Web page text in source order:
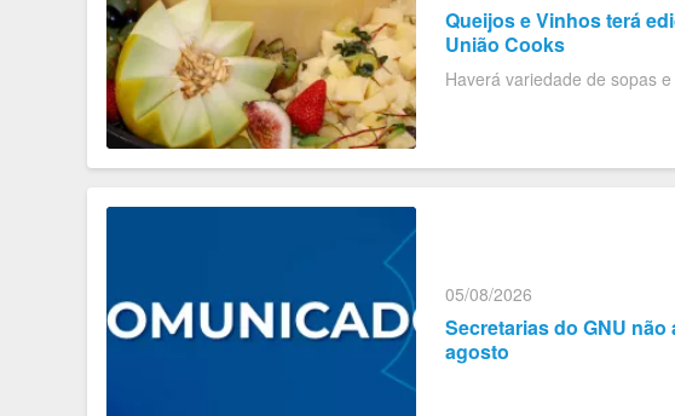
Queijos e Vinhos terá
União Cooks
Haverá variedade de sopas
05/08/2026
Secretarias do GNU
agosto